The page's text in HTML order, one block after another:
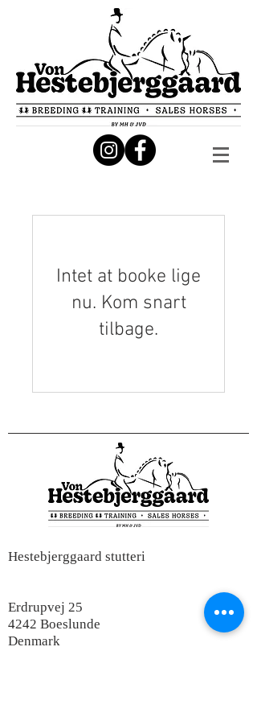
Intet at booke lige
nu. Kom snart
tilbage.
Hestebjerggaard stutteri
Erdrupvej 25
4242 Boeslunde
Denmark